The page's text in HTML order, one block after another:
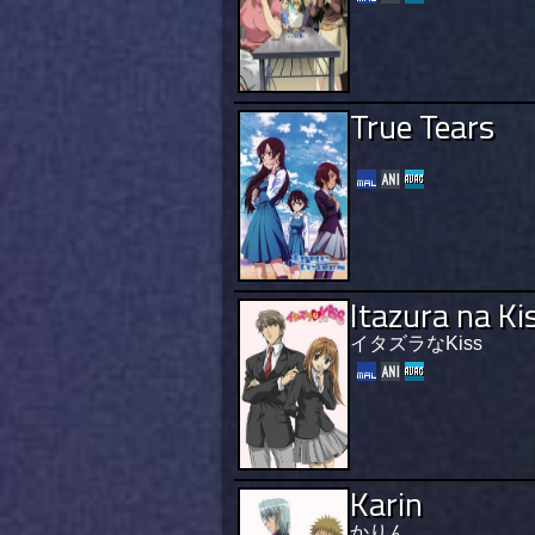
True Tears
Itazura na
イタズラなKiss
Karin